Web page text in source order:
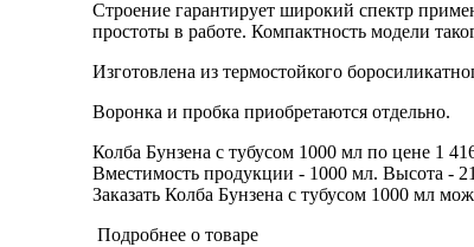
Строение гарантирует широкий спектр
простоты в работе. Компактность модели
Изготовлена из термостойкого
Воронка и пробка приобретаются отдельно.
Колба Бунзена с тубусом 1000 мл по цене 1
Вместимость продукции - 1000 мл. Высота -
Заказать Колба Бунзена с тубусом 1000 мл
Подробнее о товаре